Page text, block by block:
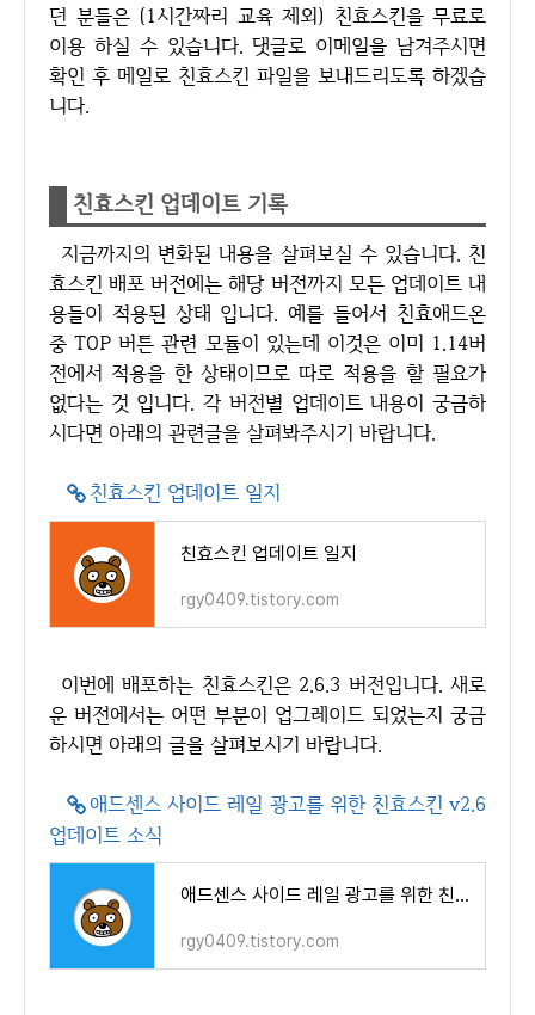
던 분들은 (1시간짜리 교육 제외) 친효스킨을 무료로
이용 하실 수 있습니다. 댓글로 이메일을 남겨주시면
확인 후 메일로 친효스킨 파일을 보내드리도록 하겠습
니다.
친효스킨 업데이트 기록
지금까지의 변화된 내용을 살펴보실 수 있습니다. 친
효스킨 배포 버전에는 해당 버전까지 모든 업데이트 내
용들이 적용된 상태 입니다. 예를 들어서 친효애드온
중 TOP 버튼 관련 모듈이 있는데 이것은 이미 1.14버
전에서 적용을 한 상태이므로 따로 적용을 할 필요가
없다는 것 입니다. 각 버전별 업데이트 내용이 궁금하
시다면 아래의 관련글을 살펴봐주시기 바랍니다.
친효스킨 업데이트 일지
친효스킨 업데이트 일지
rgy0409.tistory.com
이번에 배포하는 친효스킨은 2.6.3 버전입니다. 새로
운 버전에서는 어떤 부분이 업그레이드 되었는지 궁금
하시면 아래의 글을 살펴보시기 바랍니다.
애드센스 사이드 레일 광고를 위한 친효스킨 v2.6
업데이트 소식
애드센스 사이드 레일 광고를 위한 친효스킨 v2.6 업데이트 소식
rgy0409.tistory.com